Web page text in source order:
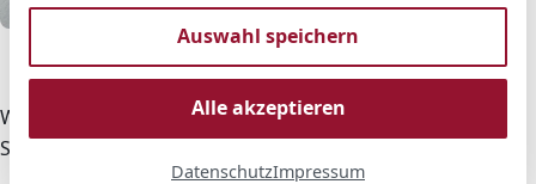
© ARS
Ausgelassener Jubel beim Fußballturnier der 7.
Jahrgangsstufe.
Während des gesamten Turniers herrschte in der
Sporthalle eine tolle und stimmungsvolle Atmosphäre.
Auswahl speichern
Alle akzeptieren
DatenschutzImpressum